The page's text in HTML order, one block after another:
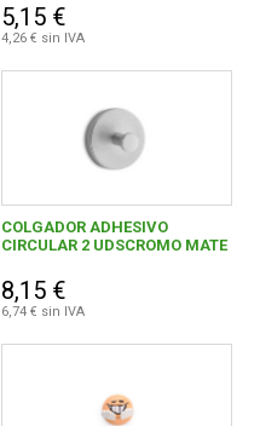
5,15 €
4,26 € sin IVA
COLGADOR ADHESIVO
CIRCULAR 2 UDSCROMO MATE
8,15 €
6,74 € sin IVA